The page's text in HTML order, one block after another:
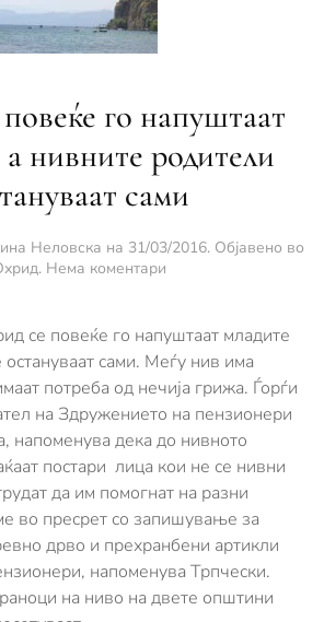
го напуштаат
нивните родители
сами
Неловска на 31/03/2016. Објавено во
. Нема коментариза
повеќе
го
напуштаат
младите,
а
нивните
родители
остануваат
сами
се повеќе го напуштаат младите
остануваат сами. Меѓу нив има
потреба од нечија грижа. Ѓорѓи
на Здружението на пензионери
напоменува дека до нивното
постари лица кои не се нивни
да им помогнат на разни
во пресрет со запишување за
дрво и прехранбени артикли
напоменува Трпчески.
на ниво на двете општини